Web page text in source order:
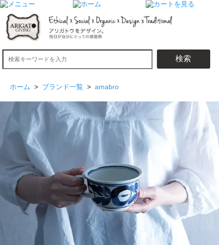
検索
ホーム > ブランド一覧 > amabro